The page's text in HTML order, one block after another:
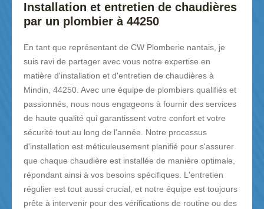
Installation et entretien de chaudières
par un plombier à 44250
En tant que représentant de CW Plomberie nantais, je
suis ravi de partager avec vous notre expertise en
matière d'installation et d'entretien de chaudières à
Mindin, 44250. Avec une équipe de plombiers qualifiés et
passionnés, nous nous engageons à fournir des services
de haute qualité qui garantissent votre confort et votre
sécurité tout au long de l'année. Notre processus
d'installation est méticuleusement planifié pour s'assurer
que chaque chaudière est installée de manière optimale,
répondant ainsi à vos besoins spécifiques. L'entretien
régulier est tout aussi crucial, et notre équipe est toujours
prête à intervenir pour des vérifications de routine ou des